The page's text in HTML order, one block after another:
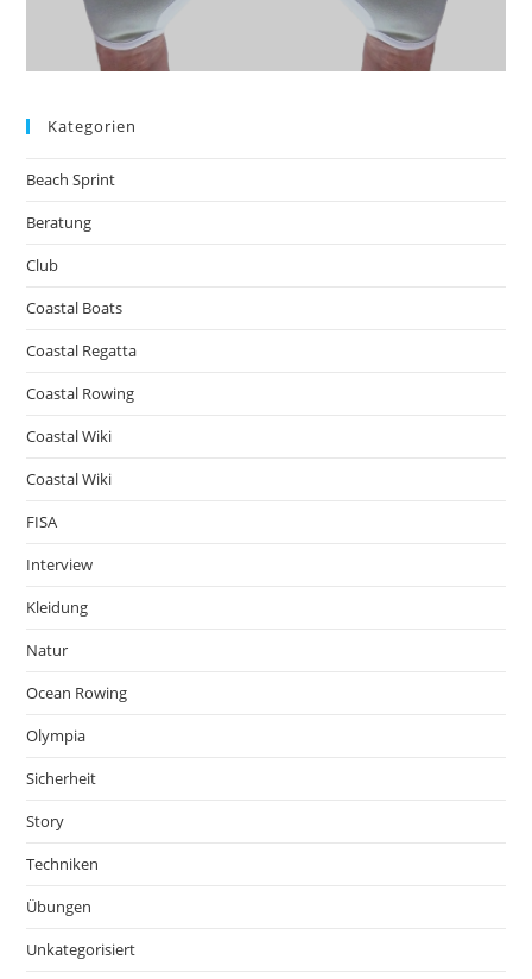
Kategorien
Beach Sprint
Beratung
Club
Coastal Boats
Coastal Regatta
Coastal Rowing
Coastal Wiki
Coastal Wiki
FISA
Interview
Kleidung
Natur
Ocean Rowing
Olympia
Sicherheit
Story
Techniken
Übungen
Unkategorisiert